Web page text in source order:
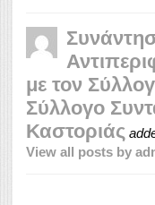
με τον
Σύλλογο
Καστοριάς
View all posts by